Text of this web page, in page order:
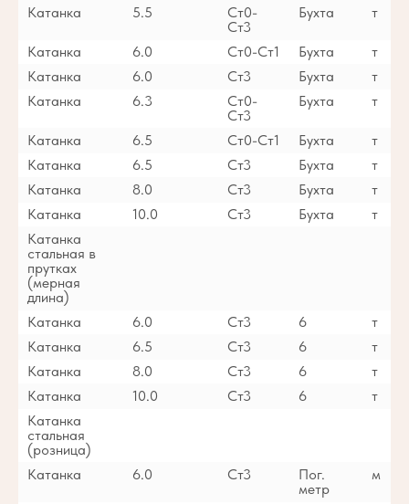
Катанка
5.5
Ст0-
Ст3
Бухта т
Катанка 6.0 Ст0-Ст1 Бухта
т
Катанка
6.0 Ст3 Бухта
т
Катанка
6.3
Ст0-
Ст3
Бухта т
Катанка 6.5 Ст0-Ст1 Бухта
т
Катанка
6.5 Ст3 Бухта
т
Катанка
8.0 Ст3 Бухта
т
Катанка
10.0 Ст3 Бухта
т
Катанка
стальная в
прутках
(мерная
длина)
Катанка
6.0 Ст3 6
т
Катанка
6.5 Ст3 6
т
Катанка
8.0 Ст3 6
т
Катанка
10.0 Ст3 6
т
Катанка
стальная
(розница)
Катанка
6.0 Ст3
Пог.
метр
м